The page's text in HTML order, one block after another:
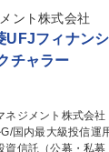
ゆくゆくはカスタ
リアアップが可能です
導体関連装置/未
ント株式会社
UFJフィナン
チャラー
式会社 求人名 【商品開発業
級投信運用会社 仕事の内